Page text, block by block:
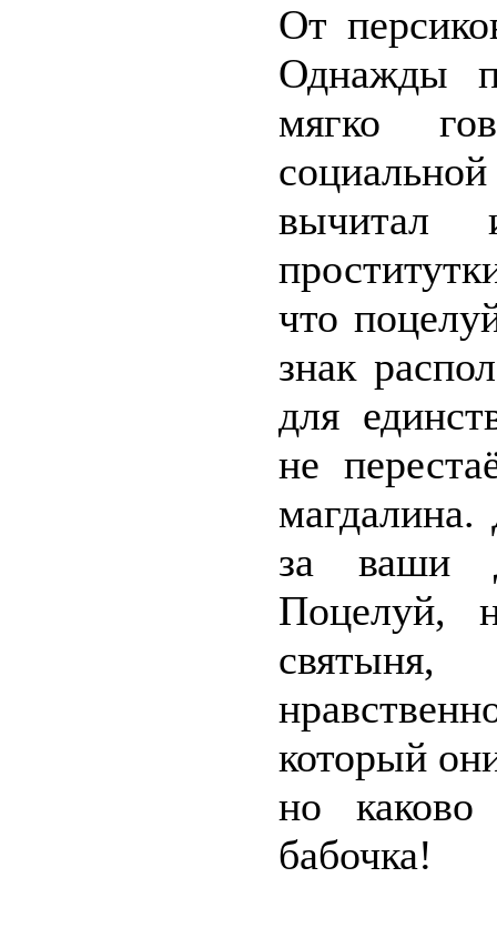
От
Однажды
мягко
вычитал
что
знак
для
не
за ваши
Поцелуй,
который
но каково
бабочка!